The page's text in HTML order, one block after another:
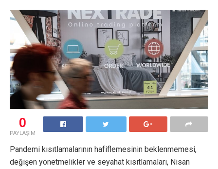
0
PAYLAŞIM
Pandemi kısıtlamalarının hafiflemesinin beklenmemesi,
değişen yönetmelikler ve seyahat kısıtlamaları, Nisan